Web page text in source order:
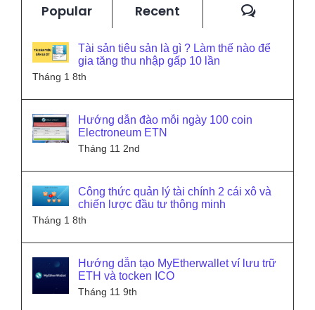
Popular Recent
Tài sản tiêu sản là gì ? Làm thế nào để
gia tăng thu nhập gấp 10 lần
Tháng 1 8th
Hướng dẫn đào mỗi ngày 100 coin
Electroneum ETN
Tháng 11 2nd
Công thức quản lý tài chính 2 cái xô và
chiến lược đầu tư thông minh
Tháng 1 8th
Hướng dẫn tạo MyEtherwallet ví lưu trữ
ETH và tocken ICO
Tháng 11 9th